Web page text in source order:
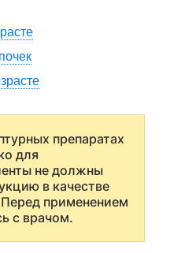
препаратах
для
не должны
в качестве
применением
с врачом.